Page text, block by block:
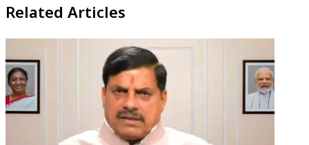
Related Articles